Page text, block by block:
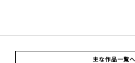
主な作品一覧へ